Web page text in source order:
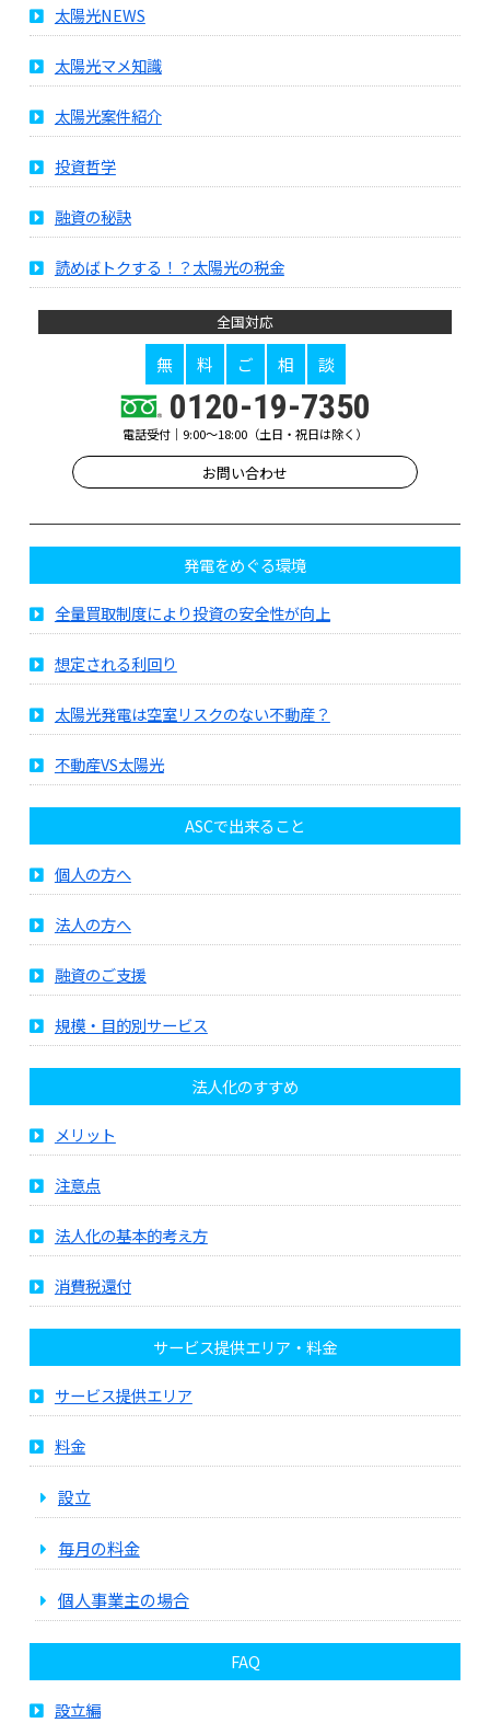
太陽光NEWS
太陽光マメ知識
太陽光案件紹介
投資哲学
融資の秘訣
読めばトクする！？太陽光の税金
全国対応
無 料 ご 相 談
0120-19-7350
電話受付｜9:00～18:00（土日・祝日は除く）
お問い合わせ
発電をめぐる環境
全量買取制度により投資の安全性が向上
想定される利回り
太陽光発電は空室リスクのない不動産？
不動産VS太陽光
ASCで出来ること
個人の方へ
法人の方へ
融資のご支援
規模・目的別サービス
法人化のすすめ
メリット
注意点
法人化の基本的考え方
消費税還付
サービス提供エリア・料金
サービス提供エリア
料金
設立
毎月の料金
個人事業主の場合
FAQ
設立編